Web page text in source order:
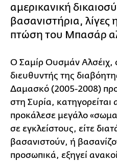
αμερικανική
βασανιστήρια, λίγες
πτώση του Μπασάρ
Ο Σαμίρ Ουσμάν Αλσέιχ,
διευθυντής της
Δαμασκό (2005-2008)
στη Συρία,
προκάλεσε μεγάλο
σε εγκλείστους, είτε
βασανιστούν, ή
προσωπικά, εξηγεί